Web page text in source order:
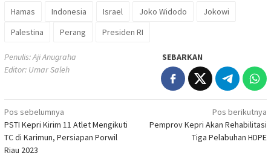
Hamas Indonesia Israel Joko Widodo
Jokowi
Palestina
Perang Presiden RI
Penulis: Aji Anugraha
Editor: Umar Saleh
SEBARKAN
Navigasi
pos
Pos sebelumnya
PSTI Kepri Kirim 11 Atlet Mengikuti
TC di Karimun, Persiapan Porwil
Riau 2023
Pos berikutnya
Pemprov Kepri Akan Rehabilitasi
Tiga Pelabuhan HDPE